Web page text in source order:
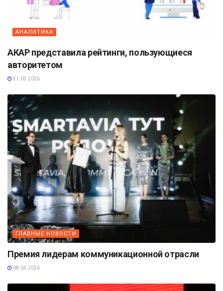
АНАЛИТИКА
АКАР представила рейтинги, пользующиеся
авторитетом
21.05.2026
ГЛАВНЫЕ НОВОСТИ
Премия лидерам коммуникационной отрасли
08.04.2026